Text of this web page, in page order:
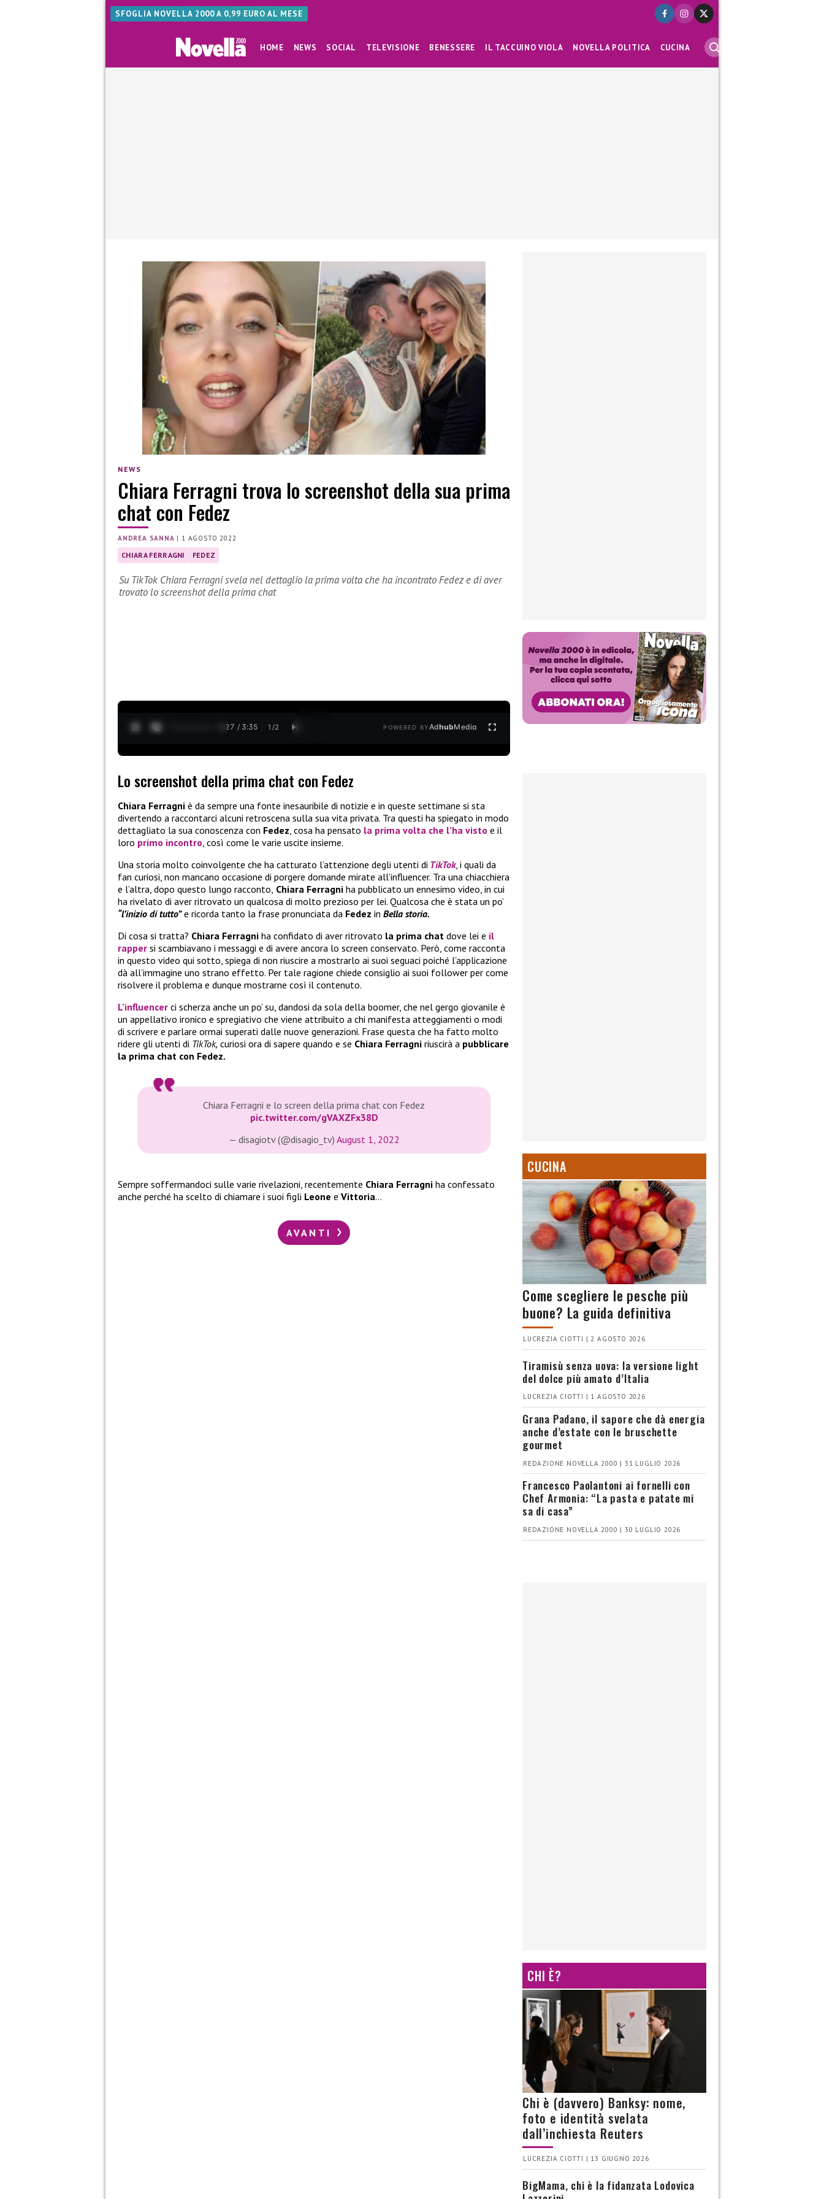
SFOGLIA NOVELLA 2000 A 0,99 EURO AL MESE
HOME NEWS SOCIAL TELEVISIONE BENESSERE IL TACCUINO VIOLA NOVELLA POLITICA CUCINA
NEWS
Chiara Ferragni trova lo screenshot della sua prima
chat con Fedez
ANDREA SANNA | 1 AGOSTO 2022
CHIARA FERRAGNI FEDEZ
Su TikTok Chiara Ferragni svela nel dettaglio la prima volta che ha incontrato Fedez e di aver
trovato lo screenshot della prima chat
0:28 / 3:35 1 /2 POWERED BYAdhubMedia
Lo screenshot della prima chat con Fedez
Chiara Ferragni è da sempre una fonte inesauribile di notizie e in queste settimane si sta
divertendo a raccontarci alcuni retroscena sulla sua vita privata. Tra questi ha spiegato in modo
dettagliato la sua conoscenza con Fedez, cosa ha pensato la prima volta che l’ha visto e il
loro primo incontro, così come le varie uscite insieme.
Una storia molto coinvolgente che ha catturato l’attenzione degli utenti di TikTok, i quali da
fan curiosi, non mancano occasione di porgere domande mirate all’influencer. Tra una chiacchiera
e l’altra, dopo questo lungo racconto, Chiara Ferragni ha pubblicato un ennesimo video, in cui
ha rivelato di aver ritrovato un qualcosa di molto prezioso per lei. Qualcosa che è stata un po’
“l’inizio di tutto”e ricorda tanto la frase pronunciata da Fedez in Bella storia.
Di cosa si tratta? Chiara Ferragni ha confidato di aver ritrovato la prima chat dove lei e il
rapper si scambiavano i messaggi e di avere ancora lo screen conservato. Però, come racconta
in questo video qui sotto, spiega di non riuscire a mostrarlo ai suoi seguaci poiché l’applicazione
dà all’immagine uno strano effetto. Per tale ragione chiede consiglio ai suoi follower per come
risolvere il problema e dunque mostrarne così il contenuto.
L’influencer ci scherza anche un po’ su, dandosi da sola della boomer, che nel gergo giovanile è
un appellativo ironico e spregiativo che viene attribuito a chi manifesta atteggiamenti o modi
di scrivere e parlare ormai superati dalle nuove generazioni. Frase questa che ha fatto molto
ridere gli utenti di TikTok, curiosi ora di sapere quando e se Chiara Ferragni riuscirà a pubblicare
la prima chat con Fedez.
Chiara Ferragni e lo screen della prima chat con Fedez
pic.twitter.com/gVAXZFx38D
— disagiotv (@disagio_tv) August 1, 2022
Sempre soffermandoci sulle varie rivelazioni, recentemente Chiara Ferragni ha confessato
anche perché ha scelto di chiamare i suoi figli Leone e Vittoria…
AVANTI
CUCINA
Come scegliere le pesche più
buone? La guida definitiva
LUCREZIA CIOTTI | 2 AGOSTO 2026
Tiramisù senza uova: la versione light
del dolce più amato d’Italia
LUCREZIA CIOTTI | 1 AGOSTO 2026
Grana Padano, il sapore che dà energia
anche d’estate con le bruschette
gourmet
REDAZIONE NOVELLA 2000 | 31 LUGLIO 2026
Francesco Paolantoni ai fornelli con
Chef Armonia: “La pasta e patate mi
sa di casa”
REDAZIONE NOVELLA 2000 | 30 LUGLIO 2026
CHI È?
Chi è (davvero) Banksy: nome,
foto e identità svelata
dall’inchiesta Reuters
LUCREZIA CIOTTI | 13 GIUGNO 2026
BigMama, chi è la fidanzata Lodovica